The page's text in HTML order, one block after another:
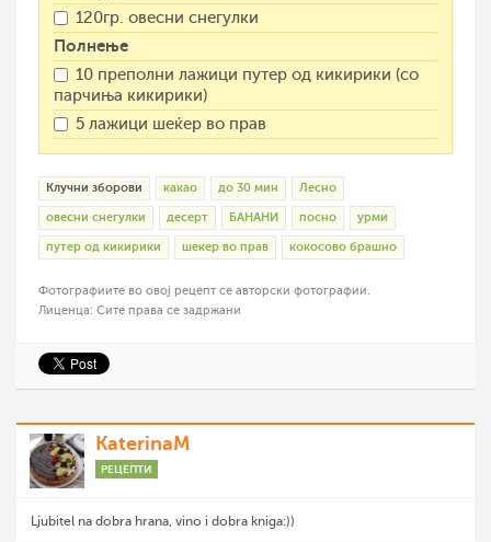
120гр. овесни снегулки
Полнење
10 преполни лажици путер од кикирики (со
парчиња кикирики)
5 лажици шеќер во прав
Клучни зборови какао до 30 мин Лесно
овесни снегулки десерт БАНАНИ посно урми
путер од кикирики шекер во прав кокосово брашно
Фотографиите во овој рецепт се авторски фотографии.
Лиценца: Сите права се задржани
KaterinaM
РЕЦЕПТИ
Ljubitel na dobra hrana, vino i dobra kniga:))